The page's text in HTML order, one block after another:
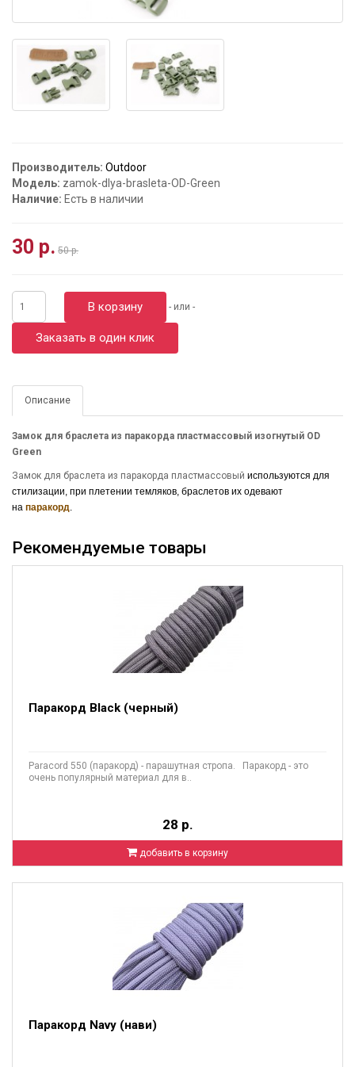
Производитель: Outdoor
Модель: zamok-dlya-brasleta-OD-Green
Наличие: Есть в наличии
30 р. 50 р.
В корзину - или -
Заказать в один клик
Описание
Замок для браслета из паракорда пластмассовый изогнутый OD
Green
Замок для браслета из паракорда пластмассовый используются для
стилизации, при плетении темляков, браслетов их одевают
на паракорд.
Рекомендуемые товары
Паракорд Black (черный)
Paracord 550 (паракорд) - парашутная стропа. Паракорд - это
очень популярный материал для в..
28 р.
добавить в корзину
Паракорд Navy (нави)